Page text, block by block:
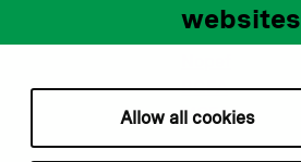
Allow all cookies
websites
BGFA
MCFA